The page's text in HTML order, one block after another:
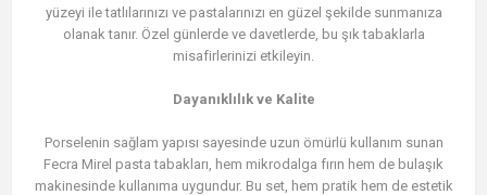
yüzeyi ile tatlılarınızı ve pastalarınızı en güzel şekilde sunmanıza
olanak tanır. Özel günlerde ve davetlerde, bu şık tabaklarla
misafirlerinizi etkileyin.
Dayanıklılık ve Kalite
Porselenin sağlam yapısı sayesinde uzun ömürlü kullanım sunan
Fecra Mirel pasta tabakları, hem mikrodalga fırın hem de bulaşık
makinesinde kullanıma uygundur. Bu set, hem pratik hem de estetik